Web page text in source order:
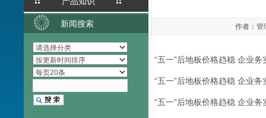
新闻搜索 作者：
“五一”后地板价格趋稳 企业务
“五一”后地板价格趋稳 企业务
“五一”后地板价格趋稳 企业务